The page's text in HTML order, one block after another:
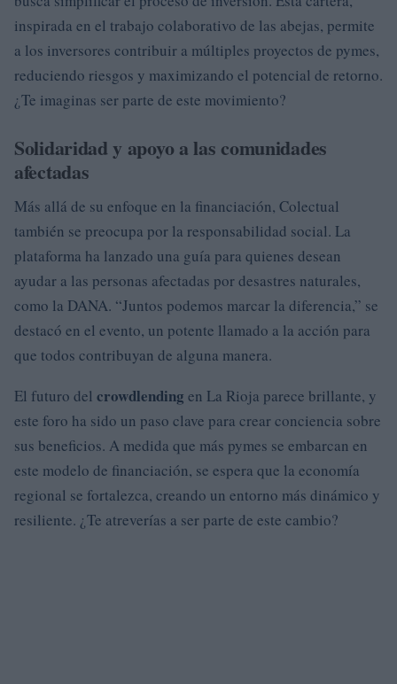
inspirada en el trabajo colaborativo de las abejas, permite
a los inversores contribuir a múltiples proyectos de pymes,
reduciendo riesgos y maximizando el potencial de retorno.
¿Te imaginas ser parte de este movimiento?
Solidaridad y apoyo a las comunidades
afectadas
Más allá de su enfoque en la financiación, Colectual
también se preocupa por la responsabilidad social. La
plataforma ha lanzado una guía para quienes desean
ayudar a las personas afectadas por desastres naturales,
como la DANA. “Juntos podemos marcar la diferencia,” se
destacó en el evento, un potente llamado a la acción para
que todos contribuyan de alguna manera.
El futuro del crowdlending en La Rioja parece brillante, y
este foro ha sido un paso clave para crear conciencia sobre
sus beneficios. A medida que más pymes se embarcan en
este modelo de financiación, se espera que la economía
regional se fortalezca, creando un entorno más dinámico y
resiliente. ¿Te atreverías a ser parte de este cambio?